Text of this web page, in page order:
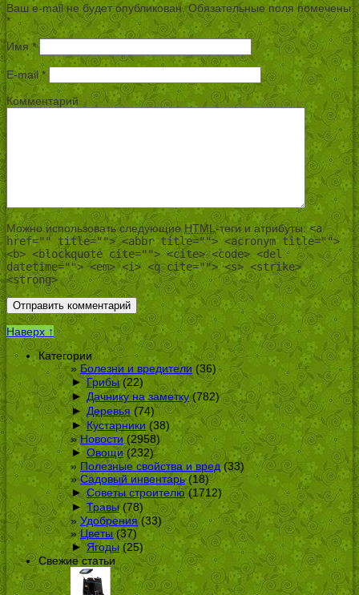
Ваш e-mail не будет опубликован.Обязательные поля помечены
*
Имя*
E-mail*
Комментарий
Можно использовать следующие HTML-теги и атрибуты: <a
href="" title=""> <abbr title=""> <acronym title="">
<b> <blockquote cite=""> <cite> <code> <del
datetime=""> <em> <i> <q cite=""> <s> <strike>
<strong>
Наверх ↑
Категории
Болезни и вредители (36)
► Грибы(22)
► Дачнику на заметку(782)
► Деревья (74)
► Кустарники (38)
Новости (2958)
► Овощи(232)
Полезные свойства и вред(33)
Садовый инвентарь(18)
► Советы строителю(1712)
► Травы(78)
Удобрения(33)
Цветы(37)
► Ягоды(25)
Свежие статьи